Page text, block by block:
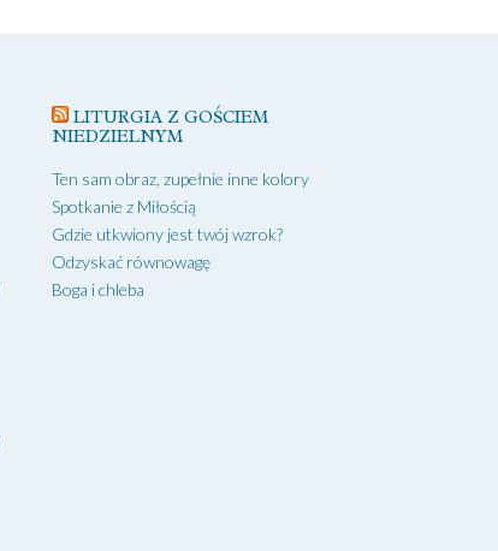
LITURGIA Z GOŚCIEM
NIEDZIELNYM
Ten sam obraz, zupełnie inne kolory
Spotkanie z Miłością
Gdzie utkwiony jest twój wzrok?
Odzyskać równowagę
Boga i chleba